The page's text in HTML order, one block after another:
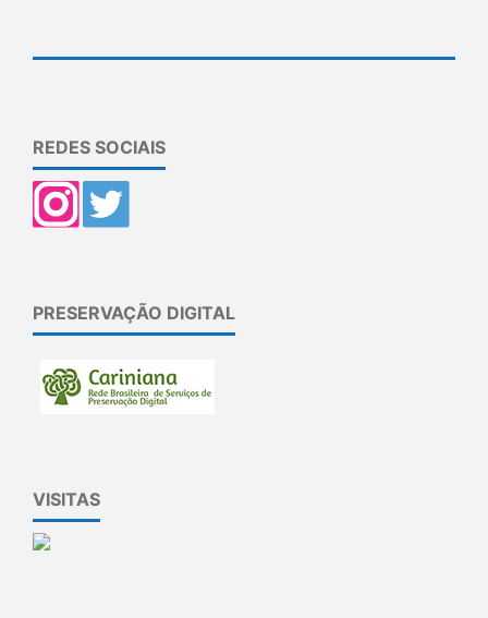
REDES SOCIAIS
PRESERVAÇÃO DIGITAL
VISITAS